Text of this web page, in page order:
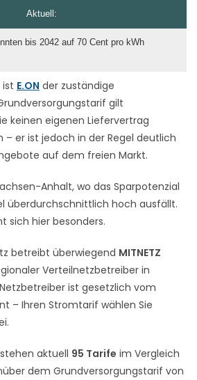
ist E.ON der zuständige
gilt
keinen eigenen Liefervertrag
– er ist jedoch in der Regel deutlich
auf dem freien Markt.
Anhalt, wo das Sparpotenzial
überdurchschnittlich hoch ausfällt.
sich hier besonders.
betreibt überwiegend MITNETZ
Verteilnetzbetreiber in
ist gesetzlich vom
– Ihren Stromtarif wählen Sie
stehen aktuell 95 Tarife im Vergleich
dem Grundversorgungstarif von
Aktuell:
bis 2042 auf 70 Cent pro kWh